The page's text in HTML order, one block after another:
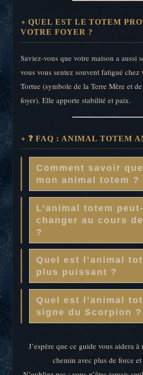
QUEL EST LE TOTEM
VOTRE FOYER ?
Saviez-vous que votre maison a aussi
vous vous sentez souvent fatigué chez
Tortue (symbole de la Terre Mère et
foyer). Elle apporte stabilité et paix.
❓ FAQ : ANIMAL TOTEM
Comment savoir
mon animal totem ?
L’animal totem
changer au cours
?
Quel est l’animal
plus puissant ?
Quel est l’animal
signe du Scorpion ?
J’espère que ce guide vous aidera
chemin avec plus de force